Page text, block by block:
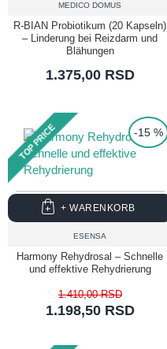
MEDICO DOMUS
R-BIAN Probiotikum (20 Kapseln)
– Linderung bei Reizdarm und
Blähungen
1.375,00 RSD
TOP PRICE -15 %
ESENSA
Harmony Rehydrosal – Schnelle
und effektive Rehydrierung
1.198,50 RSD
1.410,00 RSD
+ WARENKORB